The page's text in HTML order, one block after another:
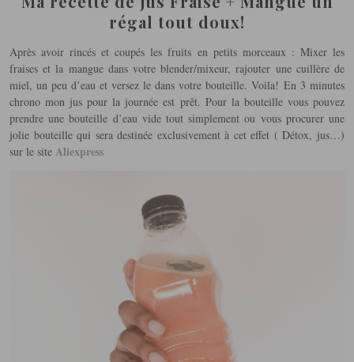
régal tout doux!
Après avoir rincés et coupés les fruits en petits morceaux : Mixer les
fraises et la mangue dans votre blender/mixeur, rajouter une cuillère de
miel, un peu d’eau et versez le dans votre bouteille. Voila! En 3 minutes
chrono mon jus pour la journée est prêt. Pour la bouteille vous pouvez
prendre une bouteille d’eau vide tout simplement ou vous procurer une
jolie bouteille qui sera destinée exclusivement à cet effet ( Détox, jus…)
sur le site Aliexpress